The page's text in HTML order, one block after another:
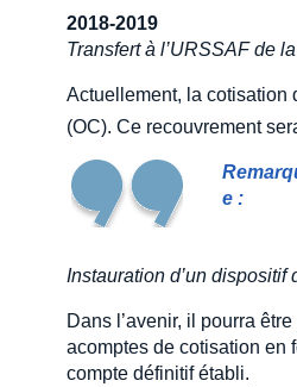
2018-2019
Transfert à l’URSSAF de
Actuellement, la cotisation
(OC). Ce recouvrement
e :
Instauration d’un
Dans l’avenir, il pourra
acomptes de cotisation en
compte définitif établi.